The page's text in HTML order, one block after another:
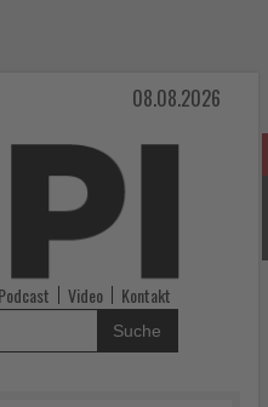
08.08.2026
Podcast Video Kontakt
Suche